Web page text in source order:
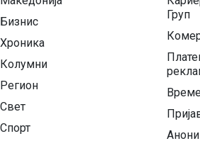
Бизнис
Хроника
Колумни
Регион
Свет
Спорт
Груп